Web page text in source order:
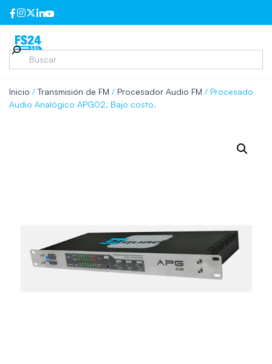
Inicio / Transmisión de FM / Procesador Audio FM / Procesado
Audio Analógico APG02, Bajo costo.